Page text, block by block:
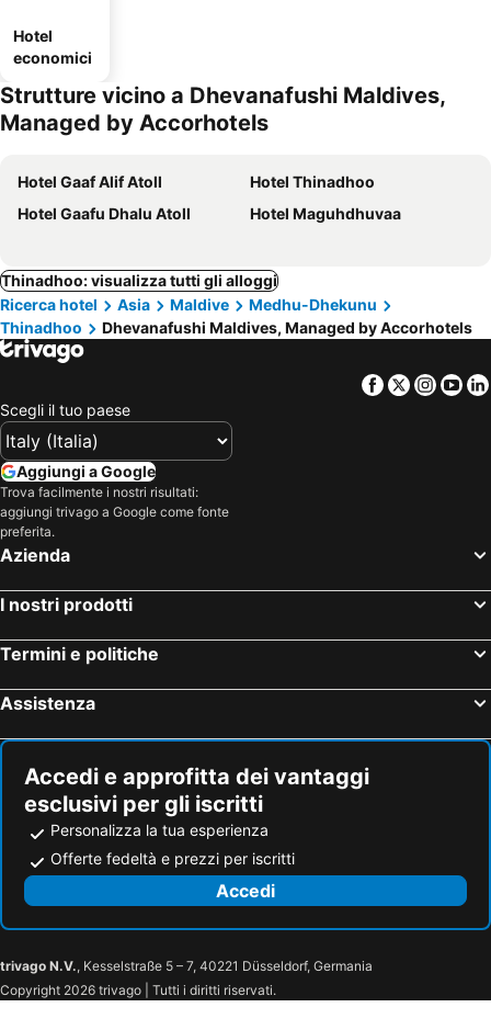
Hotel
economici
Strutture vicino a Dhevanafushi Maldives,
Managed by Accorhotels
Hotel Gaaf Alif Atoll
Hotel Thinadhoo
Hotel Gaafu Dhalu Atoll
Hotel Maguhdhuvaa
Thinadhoo: visualizza tutti gli alloggi
Ricerca hotel
Asia Maldive
Medhu-Dhekunu
Thinadhoo
Dhevanafushi Maldives, Managed by Accorhotels
Facebook
Twitter
Scegli il tuo paese
Aggiungi a Google
Trova facilmente i nostri risultati:
aggiungi trivago a Google come fonte
preferita.
Azienda
I nostri prodotti
Termini e politiche
Assistenza
Accedi e approfitta dei vantaggi
esclusivi per gli iscritti
Personalizza la tua esperienza
Offerte fedeltà e prezzi per iscritti
Accedi
trivago N.V., Kesselstraße 5 – 7, 40221 Düsseldorf, Germania
Copyright 2026 trivago | Tutti i diritti riservati.